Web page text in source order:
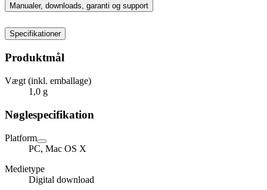
Manualer, downloads, garanti og support
Specifikationer
Produktmål
Vægt (inkl. emballage)
1,0 g
Nøglespecifikation
Platform
PC, Mac OS X
Medietype
Digital download